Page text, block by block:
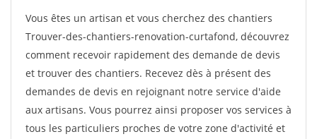
Vous êtes un artisan et vous cherchez des chantiers
Trouver-des-chantiers-renovation-curtafond, découvrez
comment recevoir rapidement des demande de devis
et trouver des chantiers. Recevez dès à présent des
demandes de devis en rejoignant notre service d'aide
aux artisans. Vous pourrez ainsi proposer vos services à
tous les particuliers proches de votre zone d'activité et